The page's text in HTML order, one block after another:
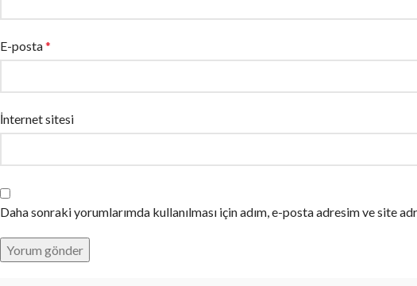
E-posta*
İnternet sitesi
Daha sonraki yorumlarımda kullanılması için adım, e-posta adresim ve site